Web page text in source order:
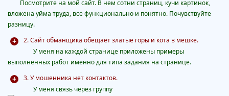
Посмотрите на мой сайт. В нем сотни страниц, кучи картинок,
вложена уйма труда, все функционально и понятно. Почувствуйте
разницу.
2. Сайт обманщика обещает златые горы и кота в мешке.
У меня на каждой странице приложены примеры
выполненных работ именно для типа задания на странице.
3. У мошенника нет контактов.
У меня связь через группу